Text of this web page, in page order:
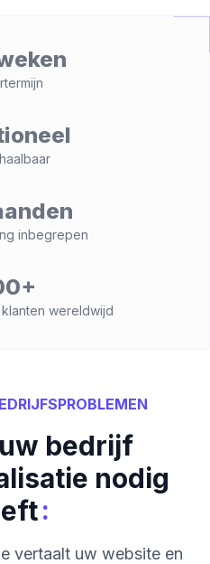
inbegrepen
wereldwijd
bedrijf
nodig
:
vertaalt uw website en